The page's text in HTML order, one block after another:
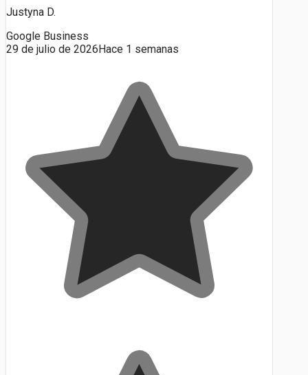
Justyna D.
Google Business
29 de julio de 2026 Hace 1 semanas